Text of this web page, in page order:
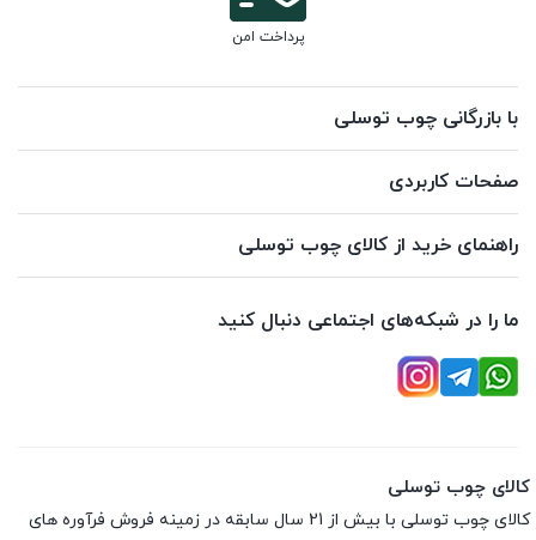
پرداخت امن
با بازرگانی چوب توسلی
صفحات کاربردی
راهنمای خرید از کالای چوب توسلی
ما را در شبکه‌های اجتماعی دنبال کنید
کالای چوب توسلی
کالای چوب توسلی با بیش از 21 سال سابقه در زمینه فروش فرآوره های